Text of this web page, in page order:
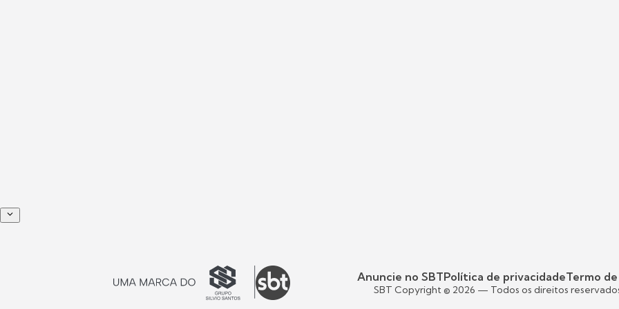
Anuncie no SBTPolítica de privacidadeTermo de
SBT Copyright © 2026 — Todos os direitos